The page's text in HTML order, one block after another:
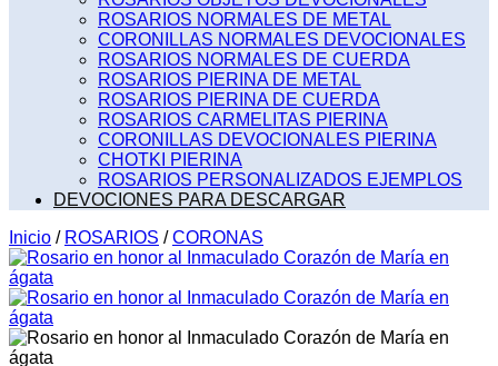
ROSARIOS NORMALES DE METAL
CORONILLAS NORMALES DEVOCIONALES
ROSARIOS NORMALES DE CUERDA
ROSARIOS PIERINA DE METAL
ROSARIOS PIERINA DE CUERDA
ROSARIOS CARMELITAS PIERINA
CORONILLAS DEVOCIONALES PIERINA
CHOTKI PIERINA
ROSARIOS PERSONALIZADOS EJEMPLOS
DEVOCIONES PARA DESCARGAR
Inicio / ROSARIOS / CORONAS